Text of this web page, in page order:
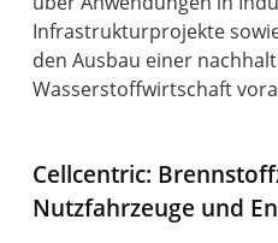
Infrastrukturprojekte
den Ausbau einer
Wasserstoffwirtschaft
Cellcentric:
Nutzfahrzeuge und